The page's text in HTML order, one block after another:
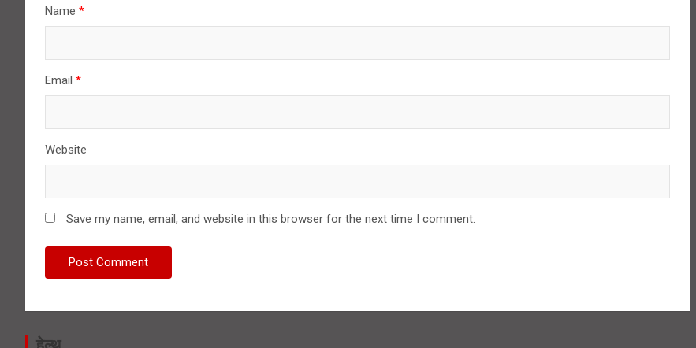
Name *
Email *
Website
Save my name, email, and website in this browser for the next time I comment.